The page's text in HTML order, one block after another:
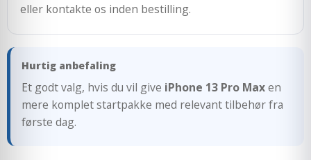
eller kontakte os inden bestilling.
Hurtig anbefaling
Et godt valg, hvis du vil give iPhone 13 Pro Maxen
mere komplet startpakke med relevant tilbehør fra
første dag.